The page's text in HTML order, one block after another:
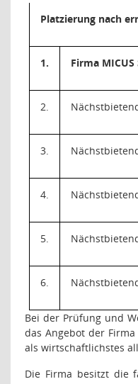
Platzierung nach
1. Firma
2.
3.
4.
5.
6.
Bei der Prüfung und
das Angebot der Firma
als wirtschaftlichstes
Die Firma besitzt die